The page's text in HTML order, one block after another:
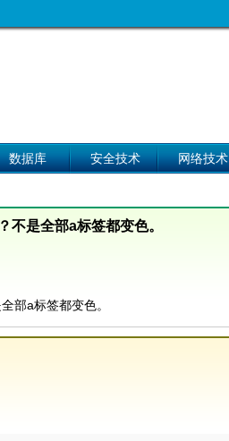
数据库 安全技术 网络技术
不是全部a标签都变色。
部a标签都变色。